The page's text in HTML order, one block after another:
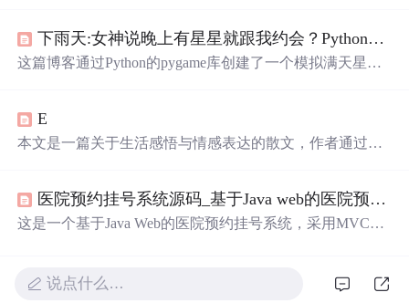
予的礼物。
下雨天:女神说晚上有星星就跟我约会？Python带你绘制满天
这篇博客通过Python的pygame库创建了一个模拟满天星闪
动态移动，为编程爱好者提供了一次浪漫与技术的完美结
合。
E
本文是一篇关于生活感悟与情感表达的散文，作者通过诗
望。
医院预约挂号系统源码_基于Java web的医院预约挂号系统
这是一个基于Java Web的医院预约挂号系统，采用MVC设
功能。说点什么…